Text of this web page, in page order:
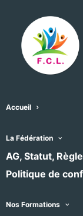
Accueil
La Fédération
AG, Statut,
Politique de
Nos Formations
Cap’Mas
Adresse
Recevoir